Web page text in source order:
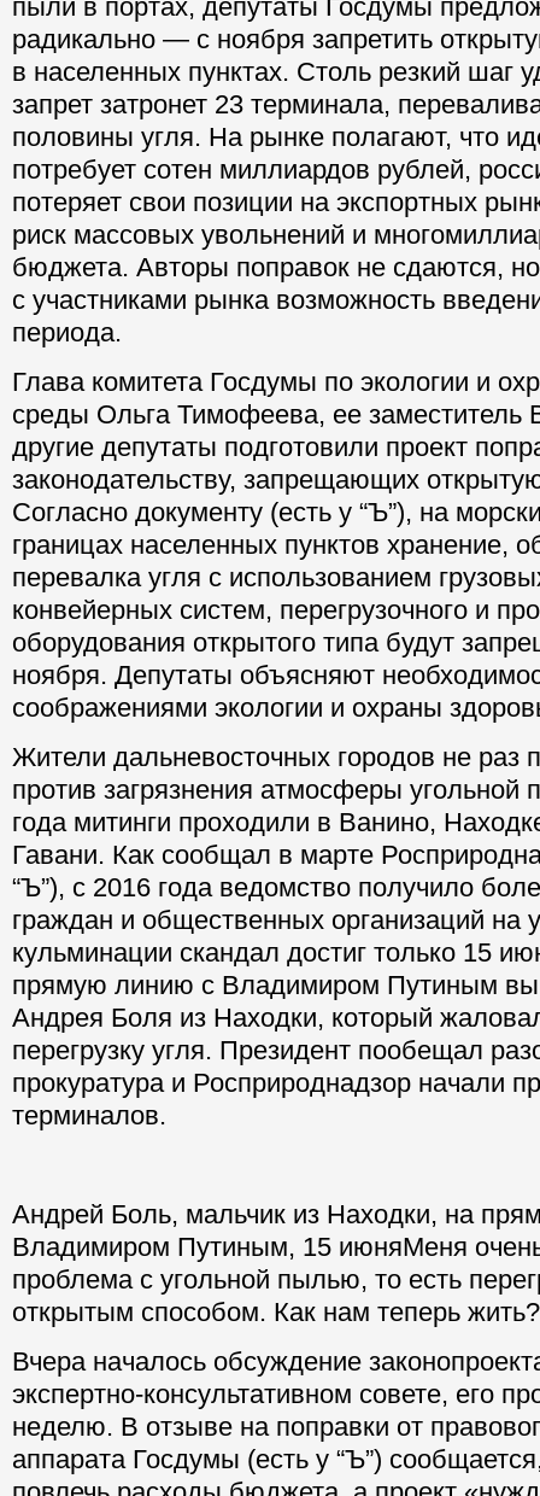
пыли в портах, депутаты Госдумы
радикально — с ноября запретить
в населенных пунктах. Столь резкий шаг
запрет затронет 23 терминала,
половины угля. На рынке полагают, что
потребует сотен миллиардов рублей,
потеряет свои позиции на экспортных
риск массовых увольнений и
бюджета. Авторы поправок не сдаются,
с участниками рынка возможность
периода.
Глава комитета Госдумы по экологии и
среды Ольга Тимофеева, ее заместитель
другие депутаты подготовили проект
законодательству, запрещающих
Согласно документу (есть у “Ъ”), на
границах населенных пунктов хранение,
перевалка угля с использованием
конвейерных систем, перегрузочного и
оборудования открытого типа будут
ноября. Депутаты объясняют
соображениями экологии и охраны
Жители дальневосточных городов не раз
против загрязнения атмосферы угольной
года митинги проходили в Ванино,
Гавани. Как сообщал в марте
“Ъ”), с 2016 года ведомство получило
граждан и общественных организаций на
кульминации скандал достиг только 15
прямую линию с Владимиром Путиным
Андрея Боля из Находки, который
перегрузку угля. Президент пообещал
прокуратура и Росприроднадзор начали
терминалов.
Андрей Боль, мальчик из Находки, на
Владимиром Путиным, 15 июняМеня
проблема с угольной пылью, то есть
открытым способом. Как нам теперь жить?
Вчера началось обсуждение
экспертно-консультативном совете, его
неделю. В отзыве на поправки от
аппарата Госдумы (есть у “Ъ”)